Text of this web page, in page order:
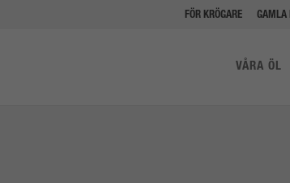
FÖR KRÖGARE GAMLA
VÅRA ÖL